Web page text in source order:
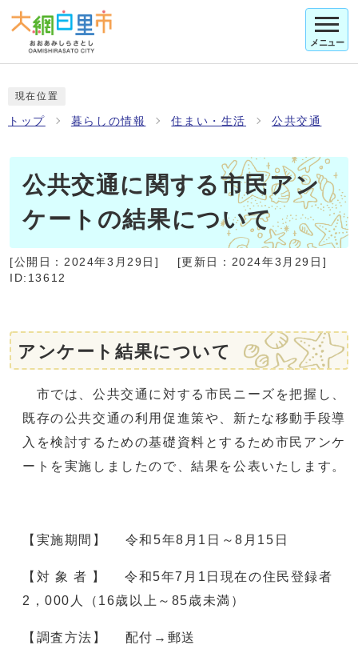
メニュー
現在位置
トップ 暮らしの情報 住まい・生活 公共交通
公共交通に関する市民アン
ケートの結果について
[公開日： 2024年3月29日 ] [更新日： 2024年3月29日 ]
ID:13612
アンケート結果について
市では、公共交通に対する市民ニーズを把握し、
既存の公共交通の利用促進策や、新たな移動手段導
入を検討するための基礎資料とするため市民アンケ
ートを実施しましたので、結果を公表いたします。
【実施期間】 令和5年8月1日～8月15日
【対 象 者 】 令和5年7月1日現在の住民登録者
2，000人（16歳以上～85歳未満）
【調査方法】 配付→郵送